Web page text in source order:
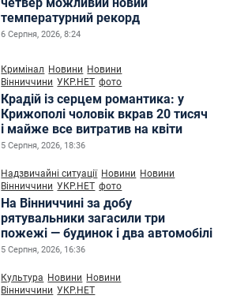
температурний рекорд
6 Серпня, 2026, 8:24
Кримінал Новини Новини
Вінниччини УКР.НЕТ фото
Крадій із серцем романтика: у
Крижополі чоловік вкрав 20 тисяч
і майже все витратив на квіти
5 Серпня, 2026, 18:36
Надзвичайні ситуації Новини Новини
Вінниччини УКР.НЕТ фото
На Вінниччині за добу
рятувальники загасили три
пожежі — будинок і два автомобілі
5 Серпня, 2026, 16:36
Культура Новини Новини
Вінниччини УКР.НЕТ